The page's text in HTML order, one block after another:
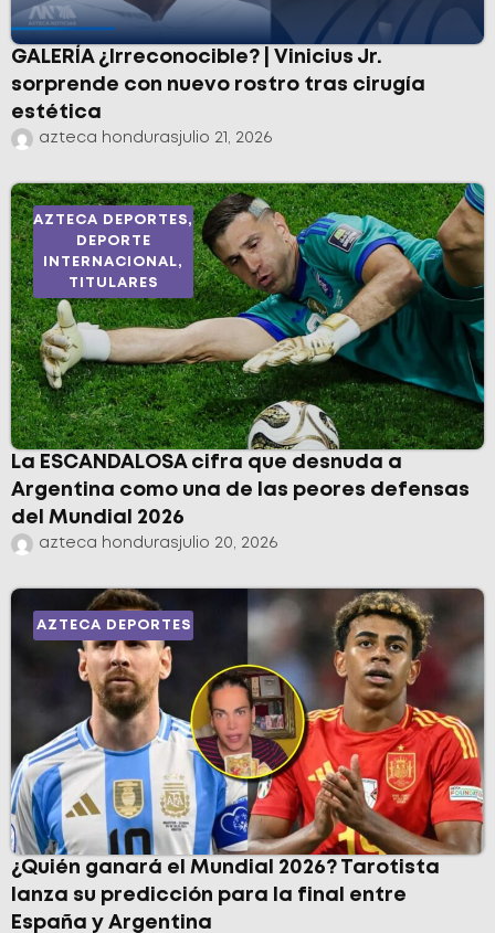
GALERÍA ¿Irreconocible? | Vinicius Jr.
sorprende con nuevo rostro tras cirugía
estética
azteca honduras julio 21, 2026
AZTECA DEPORTES,
DEPORTE
INTERNACIONAL,
TITULARES
La ESCANDALOSA cifra que desnuda a
Argentina como una de las peores defensas
del Mundial 2026
azteca honduras julio 20, 2026
AZTECA DEPORTES
¿Quién ganará el Mundial 2026? Tarotista
lanza su predicción para la final entre
España y Argentina